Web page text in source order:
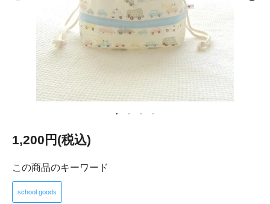
1,200円(税込)
この商品のキーワード
school goods